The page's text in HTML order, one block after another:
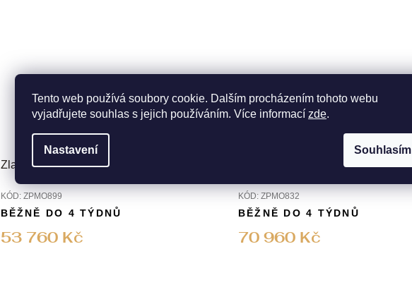
Tento web používá soubory cookie. Dalším procházením tohoto webu
vyjadřujete souhlas s jejich používáním. Více informací zde.
Nastavení Souhlasím
Zlaté snubní prsteny
KÓD: ZPMO899
53 760 Kč
BĚŽNĚ DO 4 TÝDNŮ
Zlaté snubní prsteny
KÓD: ZPMO832
70 960 Kč
BĚŽNĚ DO 4 TÝDNŮ